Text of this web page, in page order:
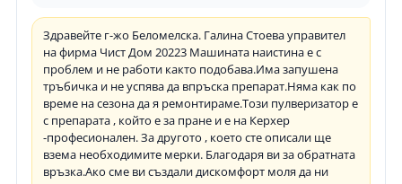
Здравейте г-жо Беломелска. Галина Стоева управител
на фирма Чист Дом 20223 Машината наистина е с
проблем и не работи както подобава.Има запушена
тръбичка и не успява да впръска препарат.Няма как по
време на сезона да я ремонтираме.Този пулверизатор е
с препарата , който е за пране и е на Керхер
-професионален. За другото , което сте описали ще
взема необходимите мерки. Благодаря ви за обратната
връзка.Ако сме ви създали дискомфорт моля да ни